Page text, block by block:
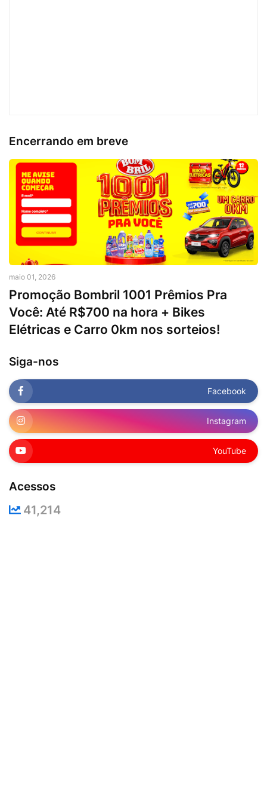
Encerrando em breve
maio 01, 2026
Promoção Bombril 1001 Prêmios Pra
Você: Até R$700 na hora + Bikes
Elétricas e Carro 0km nos sorteios!
Siga-nos
Facebook
Instagram
YouTube
Acessos
41,214